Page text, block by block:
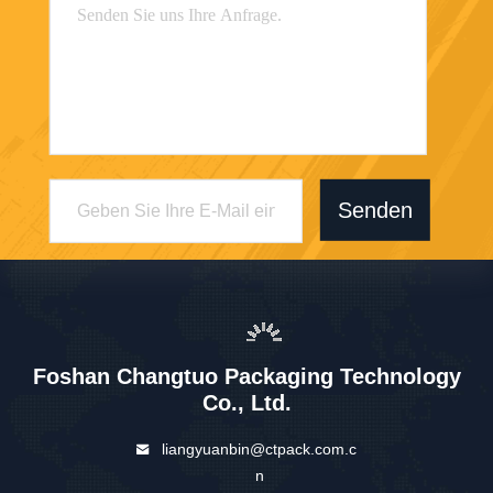
Senden
Foshan Changtuo Packaging Technology
Co., Ltd.
liangyuanbin@ctpack.com.c
n